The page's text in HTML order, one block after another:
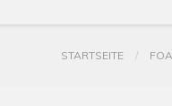
STARTSEITE